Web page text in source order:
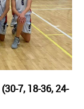
(30-7, 18-36, 24-